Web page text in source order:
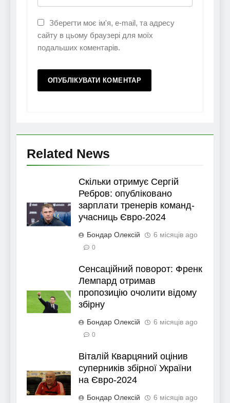
Зберегти моє ім'я, e-mail, та адресу
сайту в цьому браузері для моїх
подальших коментарів.
Related News
Скільки отримує Сергій
Ребров: опубліковано
зарплати тренерів команд-
учасниць Євро-2024
Бондар Олексій 6 місяців ago
0
Сенсаційний поворот: Френк
Лемпард отримав
пропозицію очолити відому
збірну
Бондар Олексій 6 місяців ago
0
Віталій Кварцяний оцінив
суперників збірної України
на Євро-2024
Бондар Олексій 6 місяців ago